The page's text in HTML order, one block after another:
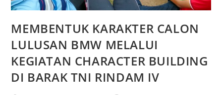
MEMBENTUK KARAKTER CALON
LULUSAN BMW MELALUI
KEGIATAN CHARACTER BUILDING
DI BARAK TNI RINDAM IV